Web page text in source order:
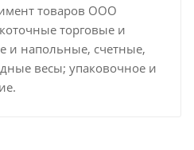
товаров ООО
торговые и
и напольные, счетные,
весы; упаковочное и